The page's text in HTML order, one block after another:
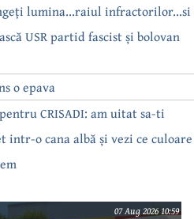
lumina...raiul infractorilor...si
USR partid fascist și bolovan
o epava
CRISADI: am uitat sa-ti
intr-o cana albă și vezi ce culoare
07 Aug 2026 10:59